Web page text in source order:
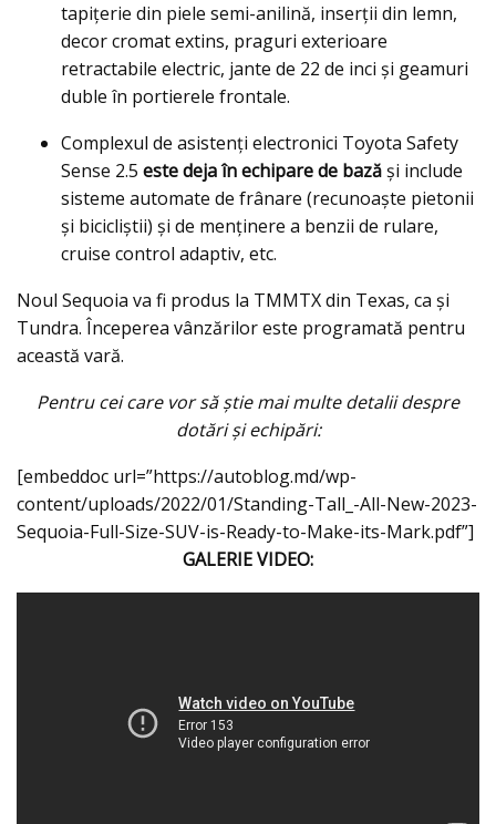
tapiţerie din piele semi-anilină, inserții din lemn,
decor cromat extins, praguri exterioare
retractabile electric, jante de 22 de inci și geamuri
duble în portierele frontale.
Complexul de asistenți electronici Toyota Safety
Sense 2.5 este deja în echipare de bazăşi include
sisteme automate de frânare (recunoaște pietonii
și bicicliștii) și de menținere a benzii de rulare,
cruise control adaptiv, etc.
Noul Sequoia va fi produs la TMMTX din Texas, ca şi
Tundra. Începerea vânzărilor este programată pentru
această vară.
Pentru cei care vor să ştie mai multe detalii despre
dotări şi echipări:
[embeddoc url=”https://autoblog.md/wp-
content/uploads/2022/01/Standing-Tall_-All-New-2023-
Sequoia-Full-Size-SUV-is-Ready-to-Make-its-Mark.pdf”]
GALERIE VIDEO: